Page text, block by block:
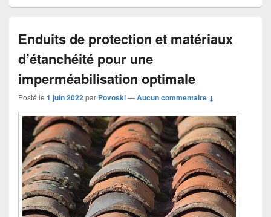
Enduits de protection et matériaux
d’étanchéité pour une
imperméabilisation optimale
Posté le 1 juin 2022par Povoski—Aucun commentaire ↓